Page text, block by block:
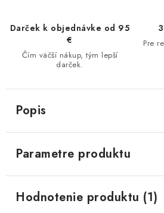
Darček k objednávke od 95
€
Čím väčší nákup, tým lepší
darček.
Pre
Popis
Parametre produktu
Hodnotenie produktu (1)